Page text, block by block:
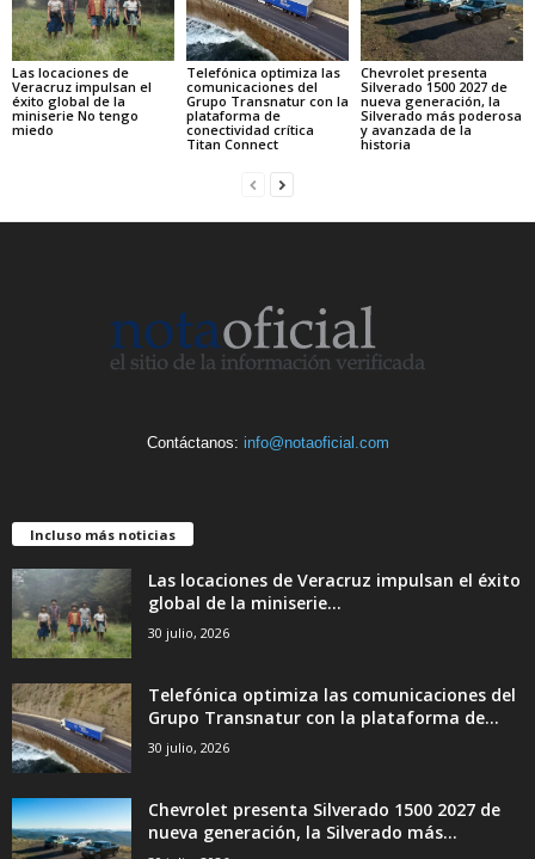
Las locaciones de
Veracruz impulsan el
éxito global de la
miniserie No tengo
miedo
Telefónica optimiza las
comunicaciones del
Grupo Transnatur con la
plataforma de
conectividad crítica
Titan Connect
Chevrolet presenta
Silverado 1500 2027 de
nueva generación, la
Silverado más poderosa
y avanzada de la
historia
Contáctanos: info@notaoficial.com
Incluso más noticias
Las locaciones de Veracruz impulsan el éxito
global de la miniserie...
30 julio, 2026
Telefónica optimiza las comunicaciones del
Grupo Transnatur con la plataforma de...
30 julio, 2026
Chevrolet presenta Silverado 1500 2027 de
nueva generación, la Silverado más...